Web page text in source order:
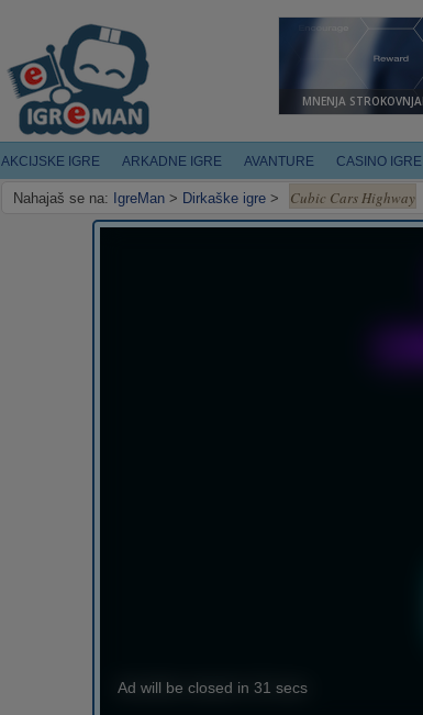
AKCIJSKE IGRE ARKADNE IGRE AVANTURE CASINO IGRE
Nahajaš se na: IgreMan > Dirkaške igre > Cubic Cars Highway